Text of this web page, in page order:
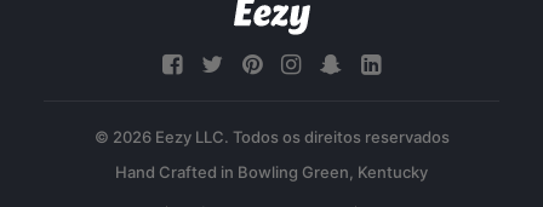
© 2026 Eezy LLC. Todos os direitos reservados